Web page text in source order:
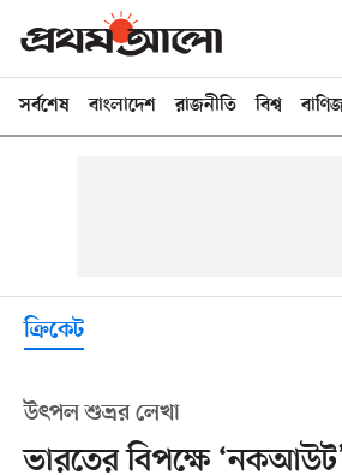
সর্বশেষ বাংলাদেশ রাজনীতি বিশ্ব
ক্রিকেট
উৎপল শুভ্রর লেখা
ভারতের বিপক্ষে ‘নকআউট’